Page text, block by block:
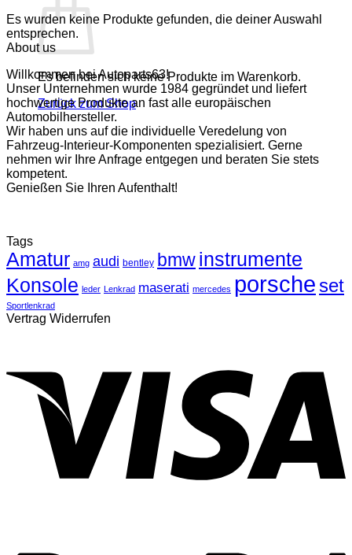
Es befinden sich keine Produkte im Warenkorb.
Zurück zum Shop
Es wurden keine Produkte gefunden, die deiner Auswahl
entsprechen.
About us
Willkommen bei Autoparts63!
Unser Unternehmen wurde 1984 gegründet und liefert
hochwertige Produkte an fast alle europäischen
Automobilhersteller.
Wir haben uns auf die individuelle Veredelung von
Fahrzeug-Interieur-Komponenten spezialisiert. Gerne
nehmen wir Ihre Anfrage entgegen und beraten Sie stets
kompetent.
Genießen Sie Ihren Aufenthalt!
Tags
Amatur amg audi bentley bmwinstrumente
Konsole leder Lenkrad maserati mercedes porsche set
Sportlenkrad
Vertrag Widerrufen